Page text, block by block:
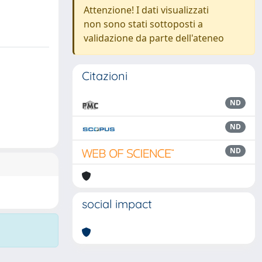
Attenzione! I dati visualizzati
non sono stati sottoposti a
validazione da parte dell'ateneo
Citazioni
ND
ND
ND
social impact